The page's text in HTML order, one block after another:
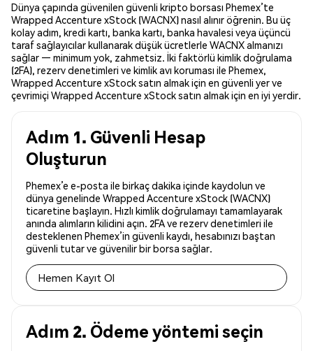
Dünya çapında güvenilen güvenli kripto borsası Phemex’te
Wrapped Accenture xStock (WACNX) nasıl alınır öğrenin. Bu üç
kolay adım, kredi kartı, banka kartı, banka havalesi veya üçüncü
taraf sağlayıcılar kullanarak düşük ücretlerle WACNX almanızı
sağlar — minimum yok, zahmetsiz. İki faktörlü kimlik doğrulama
(2FA), rezerv denetimleri ve kimlik avı koruması ile Phemex,
Wrapped Accenture xStock satın almak için en güvenli yer ve
çevrimiçi Wrapped Accenture xStock satın almak için en iyi yerdir.
Adım 1. Güvenli Hesap
Oluşturun
Phemex’e e-posta ile birkaç dakika içinde kaydolun ve
dünya genelinde Wrapped Accenture xStock (WACNX)
ticaretine başlayın. Hızlı kimlik doğrulamayı tamamlayarak
anında alımların kilidini açın. 2FA ve rezerv denetimleri ile
desteklenen Phemex’in güvenli kaydı, hesabınızı baştan
güvenli tutar ve güvenilir bir borsa sağlar.
Hemen Kayıt Ol
Adım 2. Ödeme yöntemi seçin